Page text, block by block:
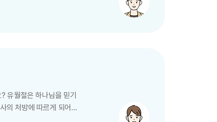
로, 그날을 기념하는 것은
유월절은 하나님을 믿기
의 처방에 따르게 되어
죠. 하나님을 믿으니까 그